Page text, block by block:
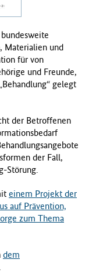
Materialien und
für von
und Freunde,
gelegt
der Betroffenen
der Fall,
Störung.
einem Projekt der
auf Prävention,
zum Thema
dem